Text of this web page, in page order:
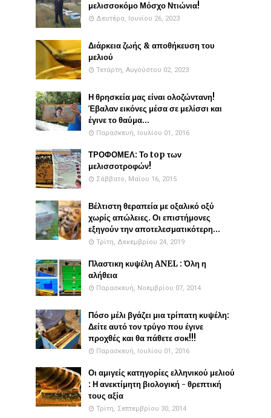
μελισσοκόμο Μόσχο Ντιώνια!
Δευτέρα, Ιουνίου 26, 2023
Διάρκεια ζωής & αποθήκευση του
μελιού
Τετάρτη, Αυγούστου 02, 2023
Η θρησκεία μας είναι ολοζώντανη!
Έβαλαν εικόνες μέσα σε μελίσσι και
έγινε το θαύμα...
Παρασκευή, Ιουλίου 01, 2016
ΤΡΟΦΟΜΕΛ: Το top των
μελισσοτροφών!
Σάββατο, Μαΐου 16, 2015
Βέλτιστη θεραπεία με οξαλικό οξύ
χωρίς απώλειες. Οι επιστήμονες
εξηγούν την αποτελεσματικότερη...
Τρίτη, Δεκεμβρίου 24, 2019
Πλαστικη κυψέλη ANEL : Όλη η
αλήθεια
Παρασκευή, Νοεμβρίου 07, 2014
Πόσο μέλι βγάζει μια τρίπατη κυψέλη:
Δείτε αυτό τον τρύγο που έγινε
προχθές και θα πάθετε σοκ!!!
Παρασκευή, Ιουλίου 01, 2016
Οι αμιγείς κατηγορίες ελληνικού μελιού
: Η ανεκτίμητη βιολογική - θρεπτική
τους αξία
Τρίτη, Σεπτεμβρίου 30, 2014